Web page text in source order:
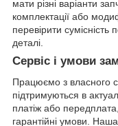
мати різні варіанти
комплектації або
перевірити
деталі.
Сервіс і умови
Працюємо з власного
підтримуються в
платіж або
гарантійні умови.